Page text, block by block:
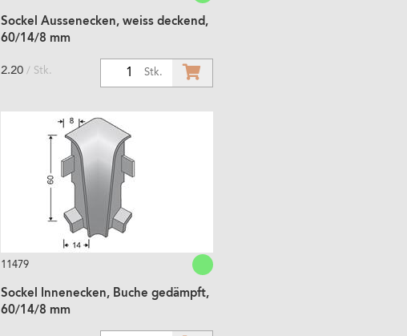
Sockel Aussenecken, weiss deckend,
60/14/8 mm
Stk.
2.20 / Stk.
11479
Sockel Innenecken, Buche gedämpft,
60/14/8 mm